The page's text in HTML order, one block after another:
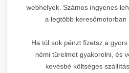
webhelyek. Számos ingyenes
a legtöbb keresőmotorban
Ha túl sok pénzt fizetsz a
némi türelmet gyakorolni, és
kevésbé költséges